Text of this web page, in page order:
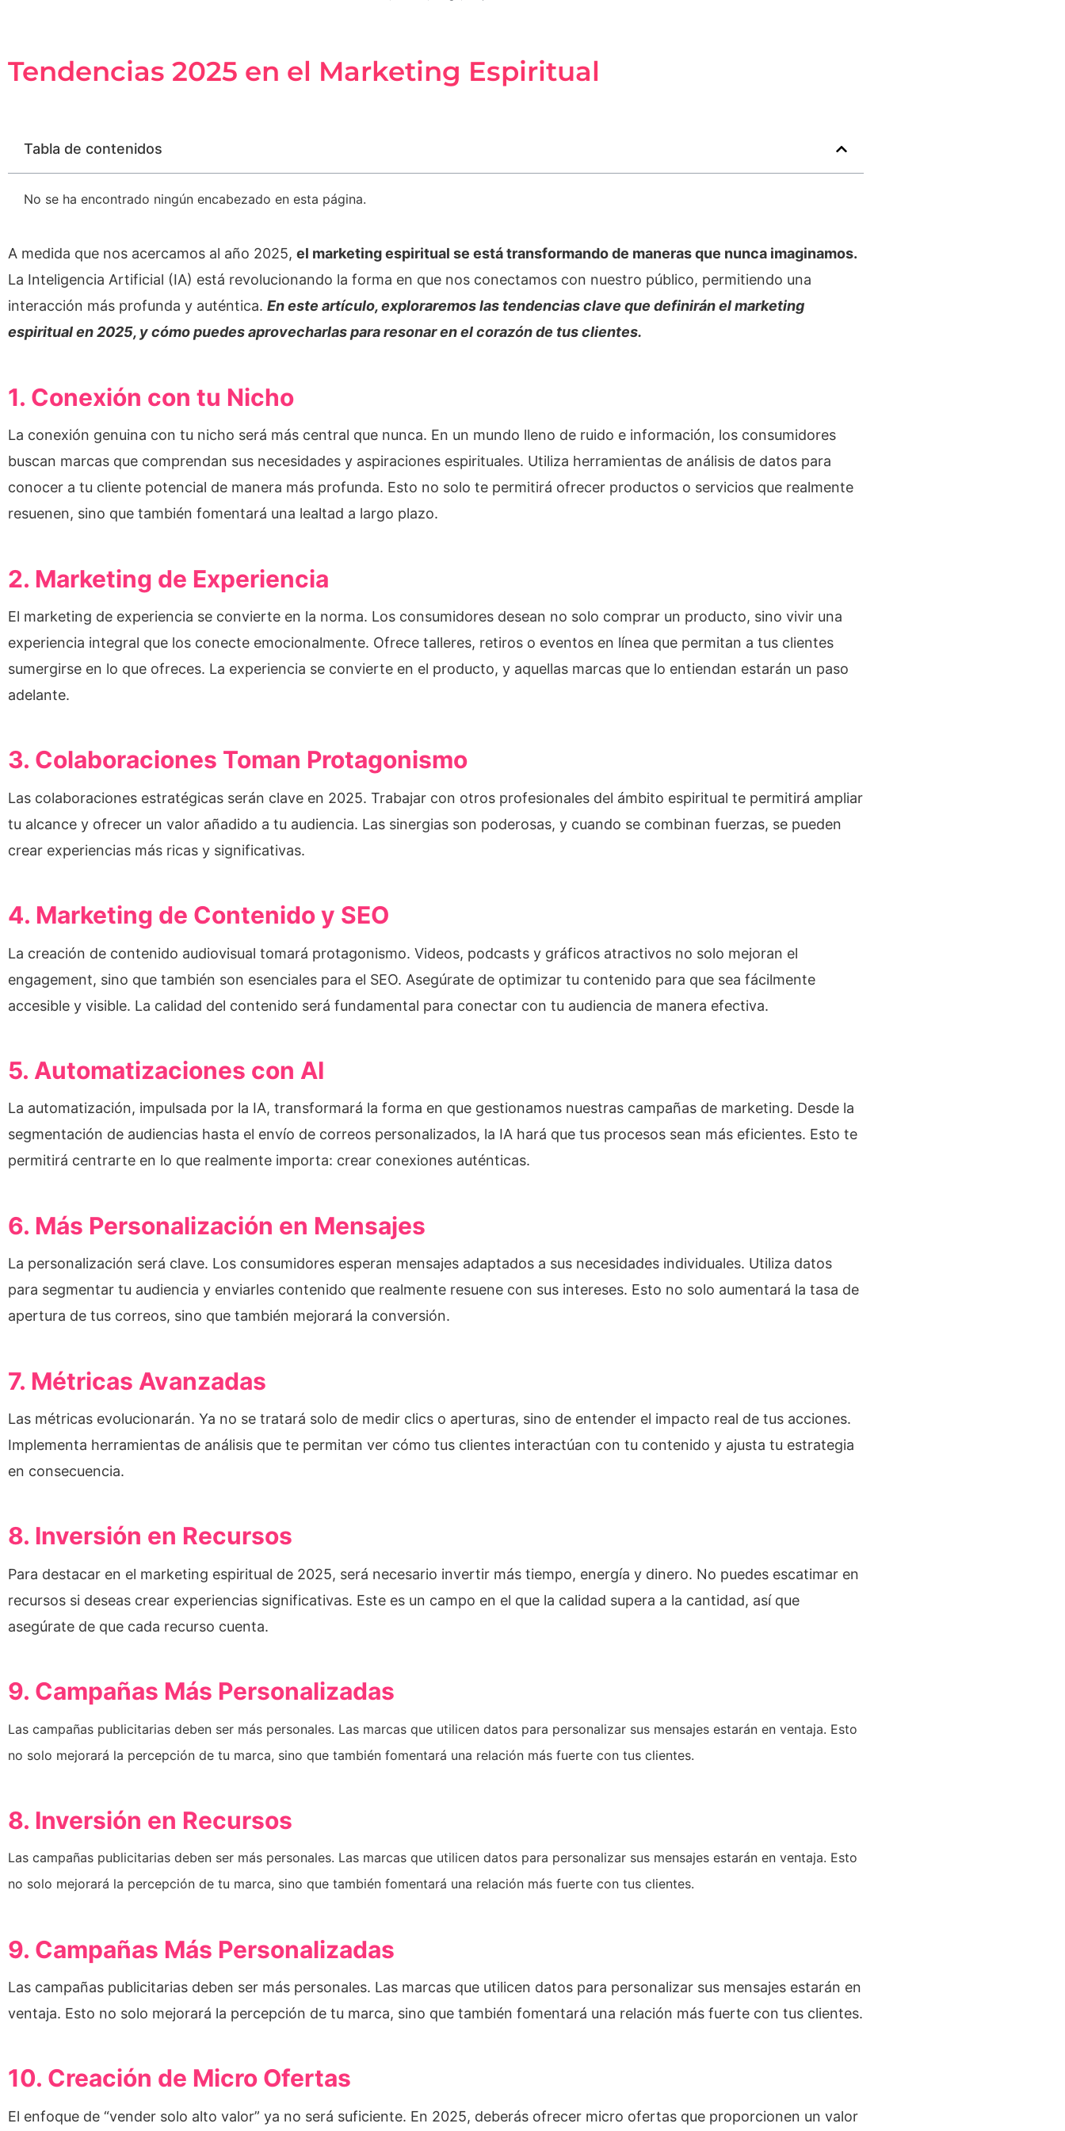
Tendencias 2025 en el Marketing Espiritual
Tabla de contenidos
No se ha encontrado ningún encabezado en esta página.
A medida que nos acercamos al año 2025, el marketing espiritual se está transformando de maneras que nunca imaginamos.
La Inteligencia Artificial (IA) está revolucionando la forma en que nos conectamos con nuestro público, permitiendo una
interacción más profunda y auténtica. En este artículo, exploraremos las tendencias clave que definirán el marketing
espiritual en 2025, y cómo puedes aprovecharlas para resonar en el corazón de tus clientes.
1. Conexión con tu Nicho
La conexión genuina con tu nicho será más central que nunca. En un mundo lleno de ruido e información, los consumidores
buscan marcas que comprendan sus necesidades y aspiraciones espirituales. Utiliza herramientas de análisis de datos para
conocer a tu cliente potencial de manera más profunda. Esto no solo te permitirá ofrecer productos o servicios que realmente
resuenen, sino que también fomentará una lealtad a largo plazo.
2. Marketing de Experiencia
El marketing de experiencia se convierte en la norma. Los consumidores desean no solo comprar un producto, sino vivir una
experiencia integral que los conecte emocionalmente. Ofrece talleres, retiros o eventos en línea que permitan a tus clientes
sumergirse en lo que ofreces. La experiencia se convierte en el producto, y aquellas marcas que lo entiendan estarán un paso
adelante.
3. Colaboraciones Toman Protagonismo
Las colaboraciones estratégicas serán clave en 2025. Trabajar con otros profesionales del ámbito espiritual te permitirá ampliar
tu alcance y ofrecer un valor añadido a tu audiencia. Las sinergias son poderosas, y cuando se combinan fuerzas, se pueden
crear experiencias más ricas y significativas.
4. Marketing de Contenido y SEO
La creación de contenido audiovisual tomará protagonismo. Videos, podcasts y gráficos atractivos no solo mejoran el
engagement, sino que también son esenciales para el SEO. Asegúrate de optimizar tu contenido para que sea fácilmente
accesible y visible. La calidad del contenido será fundamental para conectar con tu audiencia de manera efectiva.
5. Automatizaciones con AI
La automatización, impulsada por la IA, transformará la forma en que gestionamos nuestras campañas de marketing. Desde la
segmentación de audiencias hasta el envío de correos personalizados, la IA hará que tus procesos sean más eficientes. Esto te
permitirá centrarte en lo que realmente importa: crear conexiones auténticas.
6. Más Personalización en Mensajes
La personalización será clave. Los consumidores esperan mensajes adaptados a sus necesidades individuales. Utiliza datos
para segmentar tu audiencia y enviarles contenido que realmente resuene con sus intereses. Esto no solo aumentará la tasa de
apertura de tus correos, sino que también mejorará la conversión.
7. Métricas Avanzadas
Las métricas evolucionarán. Ya no se tratará solo de medir clics o aperturas, sino de entender el impacto real de tus acciones.
Implementa herramientas de análisis que te permitan ver cómo tus clientes interactúan con tu contenido y ajusta tu estrategia
en consecuencia.
8. Inversión en Recursos
Para destacar en el marketing espiritual de 2025, será necesario invertir más tiempo, energía y dinero. No puedes escatimar en
recursos si deseas crear experiencias significativas. Este es un campo en el que la calidad supera a la cantidad, así que
asegúrate de que cada recurso cuenta.
9. Campañas Más Personalizadas
Las campañas publicitarias deben ser más personales. Las marcas que utilicen datos para personalizar sus mensajes estarán en ventaja. Esto
no solo mejorará la percepción de tu marca, sino que también fomentará una relación más fuerte con tus clientes.
8. Inversión en Recursos
Las campañas publicitarias deben ser más personales. Las marcas que utilicen datos para personalizar sus mensajes estarán en ventaja. Esto
no solo mejorará la percepción de tu marca, sino que también fomentará una relación más fuerte con tus clientes.
9. Campañas Más Personalizadas
Las campañas publicitarias deben ser más personales. Las marcas que utilicen datos para personalizar sus mensajes estarán en
ventaja. Esto no solo mejorará la percepción de tu marca, sino que también fomentará una relación más fuerte con tus clientes.
10. Creación de Micro Ofertas
El enfoque de “vender solo alto valor” ya no será suficiente. En 2025, deberás ofrecer micro ofertas que proporcionen un valor